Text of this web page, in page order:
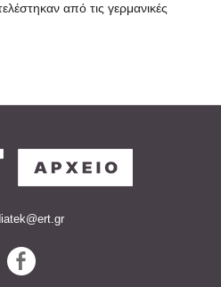
από τις γερμανικές